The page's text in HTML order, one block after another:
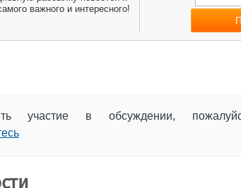
важного и интересного!
участие в обсуждении,